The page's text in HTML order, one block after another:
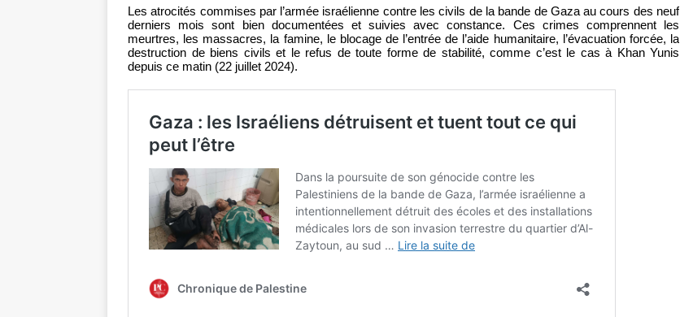
Les atrocités commises par l’armée israélienne contre les civils de la bande de Gaza au cours des neuf
derniers mois sont bien documentées et suivies avec constance. Ces crimes comprennent les
meurtres, les massacres, la famine, le blocage de l’entrée de l’aide humanitaire, l’évacuation forcée, la
destruction de biens civils et le refus de toute forme de stabilité, comme c’est le cas à Khan Yunis
depuis ce matin (22 juillet 2024).